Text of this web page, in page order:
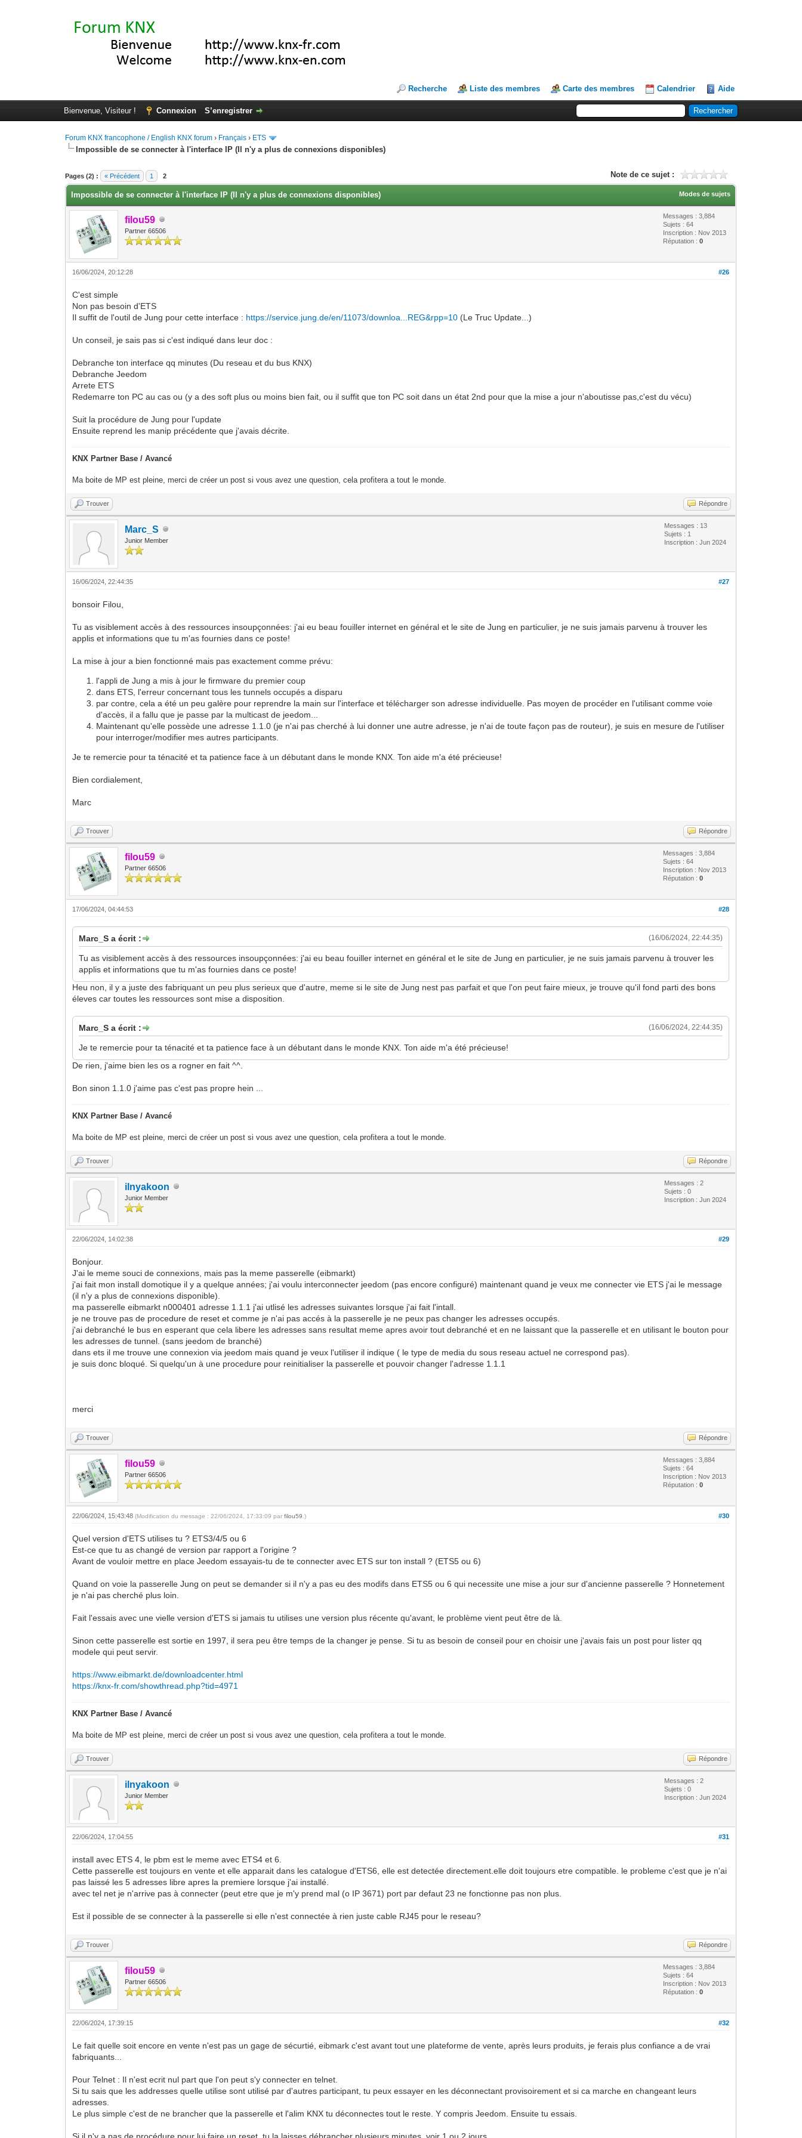
Recherche Liste des membres Carte des membres Calendrier Aide
Bienvenue, Visiteur ! Connexion S’enregistrer
Forum KNX francophone / English KNX forum › Français › ETS
Impossible de se connecter à l'interface IP (Il n'y a plus de connexions disponibles)
Pages (2) : « Précédent 1 2 Note de ce sujet :
Moyenne : 0 (0 vote(s))
1
2
3
4
5
Modes de sujets
Impossible de se connecter à l'interface IP (Il n'y a plus de connexions disponibles)
filou59
Partner 66506
Messages : 3,884
Sujets : 64
Inscription : Nov 2013
Réputation :0
#26
16/06/2024, 20:12:28
C'est simple
Non pas besoin d'ETS
Il suffit de l'outil de Jung pour cette interface : https://service.jung.de/en/11073/downloa...REG&rpp=10 (Le Truc Update...)
Un conseil, je sais pas si c'est indiqué dans leur doc :
Debranche ton interface qq minutes (Du reseau et du bus KNX)
Debranche Jeedom
Arrete ETS
Redemarre ton PC au cas ou (y a des soft plus ou moins bien fait, ou il suffit que ton PC soit dans un état 2nd pour que la mise a jour n'aboutisse pas,c'est du vécu)
Suit la procédure de Jung pour l'update
Ensuite reprend les manip précédente que j'avais décrite.
KNX Partner Base / Avancé
Ma boite de MP est pleine, merci de créer un post si vous avez une question, cela profitera a tout le monde.
Trouver Répondre
Marc_S
Junior Member
Messages : 13
Sujets : 1
Inscription : Jun 2024
#27
16/06/2024, 22:44:35
bonsoir Filou,
Tu as visiblement accès à des ressources insoupçonnées: j'ai eu beau fouiller internet en général et le site de Jung en particulier, je ne suis jamais parvenu à trouver les
applis et informations que tu m'as fournies dans ce poste!
La mise à jour a bien fonctionné mais pas exactement comme prévu:
l'appli de Jung a mis à jour le firmware du premier coup
dans ETS, l'erreur concernant tous les tunnels occupés a disparu
par contre, cela a été un peu galère pour reprendre la main sur l'interface et télécharger son adresse individuelle. Pas moyen de procéder en l'utilisant comme voie
d'accès, il a fallu que je passe par la multicast de jeedom...
Maintenant qu'elle possède une adresse 1.1.0 (je n'ai pas cherché à lui donner une autre adresse, je n'ai de toute façon pas de routeur), je suis en mesure de l'utiliser
pour interroger/modifier mes autres participants.
Je te remercie pour ta ténacité et ta patience face à un débutant dans le monde KNX. Ton aide m'a été précieuse!
Bien cordialement,
Marc
Trouver Répondre
filou59
Partner 66506
Messages : 3,884
Sujets : 64
Inscription : Nov 2013
Réputation :0
#28
17/06/2024, 04:44:53
(16/06/2024, 22:44:35)
Marc_S a écrit :
Tu as visiblement accès à des ressources insoupçonnées: j'ai eu beau fouiller internet en général et le site de Jung en particulier, je ne suis jamais parvenu à trouver les
applis et informations que tu m'as fournies dans ce poste!
Heu non, il y a juste des fabriquant un peu plus serieux que d'autre, meme si le site de Jung nest pas parfait et que l'on peut faire mieux, je trouve qu'il fond parti des bons
éleves car toutes les ressources sont mise a disposition.
(16/06/2024, 22:44:35)
Marc_S a écrit :
Je te remercie pour ta ténacité et ta patience face à un débutant dans le monde KNX. Ton aide m'a été précieuse!
De rien, j'aime bien les os a rogner en fait ^^.
Bon sinon 1.1.0 j'aime pas c'est pas propre hein ...
KNX Partner Base / Avancé
Ma boite de MP est pleine, merci de créer un post si vous avez une question, cela profitera a tout le monde.
Trouver Répondre
ilnyakoon
Junior Member
Messages : 2
Sujets : 0
Inscription : Jun 2024
#29
22/06/2024, 14:02:38
Bonjour.
J'ai le meme souci de connexions, mais pas la meme passerelle (eibmarkt)
j'ai fait mon install domotique il y a quelque années; j'ai voulu interconnecter jeedom (pas encore configuré) maintenant quand je veux me connecter vie ETS j'ai le message
(il n'y a plus de connexions disponible).
ma passerelle eibmarkt n000401 adresse 1.1.1 j'ai utlisé les adresses suivantes lorsque j'ai fait l'intall.
je ne trouve pas de procedure de reset et comme je n'ai pas accés à la passerelle je ne peux pas changer les adresses occupés.
j'ai debranché le bus en esperant que cela libere les adresses sans resultat meme apres avoir tout debranché et en ne laissant que la passerelle et en utilisant le bouton pour
les adresses de tunnel. (sans jeedom de branché)
dans ets il me trouve une connexion via jeedom mais quand je veux l'utiliser il indique ( le type de media du sous reseau actuel ne correspond pas).
je suis donc bloqué. Si quelqu'un à une procedure pour reinitialiser la passerelle et pouvoir changer l'adresse 1.1.1
merci
Trouver Répondre
filou59
Partner 66506
Messages : 3,884
Sujets : 64
Inscription : Nov 2013
Réputation :0
#30
22/06/2024, 15:43:48(Modification du message : 22/06/2024, 17:33:09 parfilou59 .)
Quel version d'ETS utilises tu ? ETS3/4/5 ou 6
Est-ce que tu as changé de version par rapport a l'origine ?
Avant de vouloir mettre en place Jeedom essayais-tu de te connecter avec ETS sur ton install ? (ETS5 ou 6)
Quand on voie la passerelle Jung on peut se demander si il n'y a pas eu des modifs dans ETS5 ou 6 qui necessite une mise a jour sur d'ancienne passerelle ? Honnetement
je n'ai pas cherché plus loin.
Fait l'essais avec une vielle version d'ETS si jamais tu utilises une version plus récente qu'avant, le problème vient peut être de là.
Sinon cette passerelle est sortie en 1997, il sera peu être temps de la changer je pense. Si tu as besoin de conseil pour en choisir une j'avais fais un post pour lister qq
modele qui peut servir.
https://www.eibmarkt.de/downloadcenter.html
https://knx-fr.com/showthread.php?tid=4971
KNX Partner Base / Avancé
Ma boite de MP est pleine, merci de créer un post si vous avez une question, cela profitera a tout le monde.
Trouver Répondre
ilnyakoon
Junior Member
Messages : 2
Sujets : 0
Inscription : Jun 2024
#31
22/06/2024, 17:04:55
install avec ETS 4, le pbm est le meme avec ETS4 et 6.
Cette passerelle est toujours en vente et elle apparait dans les catalogue d'ETS6, elle est detectée directement.elle doit toujours etre compatible. le probleme c'est que je n'ai
pas laissé les 5 adresses libre apres la premiere lorsque j'ai installé.
avec tel net je n'arrive pas à connecter (peut etre que je m'y prend mal (o IP 3671) port par defaut 23 ne fonctionne pas non plus.
Est il possible de se connecter à la passerelle si elle n'est connectée à rien juste cable RJ45 pour le reseau?
Trouver Répondre
filou59
Partner 66506
Messages : 3,884
Sujets : 64
Inscription : Nov 2013
Réputation :0
#32
22/06/2024, 17:39:15
Le fait quelle soit encore en vente n'est pas un gage de sécurtié, eibmark c'est avant tout une plateforme de vente, après leurs produits, je ferais plus confiance a de vrai
fabriquants...
Pour Telnet : Il n'est ecrit nul part que l'on peut s'y connecter en telnet.
Si tu sais que les addresses quelle utilise sont utilisé par d'autres participant, tu peux essayer en les déconnectant provisoirement et si ca marche en changeant leurs
adresses.
Le plus simple c'est de ne brancher que la passerelle et l'alim KNX tu déconnectes tout le reste. Y compris Jeedom. Ensuite tu essais.